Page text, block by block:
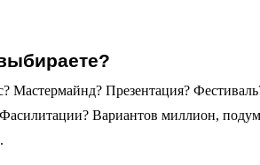
Мастермайнд? Презентация?
Вариантов миллион,